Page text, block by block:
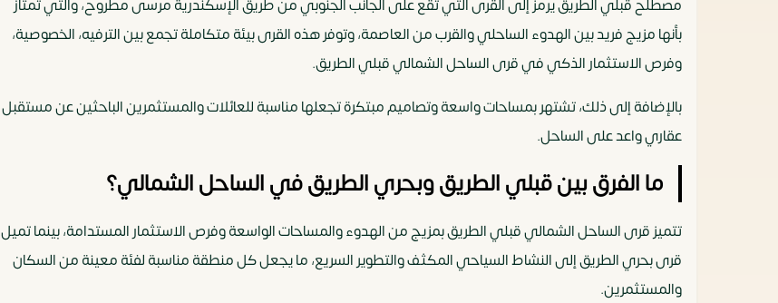
مصطلح قبلي الطريق يرمز إلى القرى التي تقع على الجانب الجنوبي من طريق الإسكندرية مرسى مطروح، والتي تمتاز
بأنها مزيج فريد بين الهدوء الساحلي والقرب من العاصمة، وتوفر هذه القرى بيئة متكاملة تجمع بين الترفيه، الخصوصية،
وفرص الاستثمار الذكي في قرى الساحل الشمالي قبلي الطريق.
بالإضافة إلى ذلك، تشتهر بمساحات واسعة وتصاميم مبتكرة تجعلها مناسبة للعائلات والمستثمرين الباحثين عن مستقبل
عقاري واعد على الساحل.
ما الفرق بين قبلي الطريق وبحري الطريق في الساحل الشمالي؟
تتميز قرى الساحل الشمالي قبلي الطريق بمزيج من الهدوء والمساحات الواسعة وفرص الاستثمار المستدامة، بينما تميل
قرى بحري الطريق إلى النشاط السياحي المكثف والتطوير السريع، ما يجعل كل منطقة مناسبة لفئة معينة من السكان
والمستثمرين.